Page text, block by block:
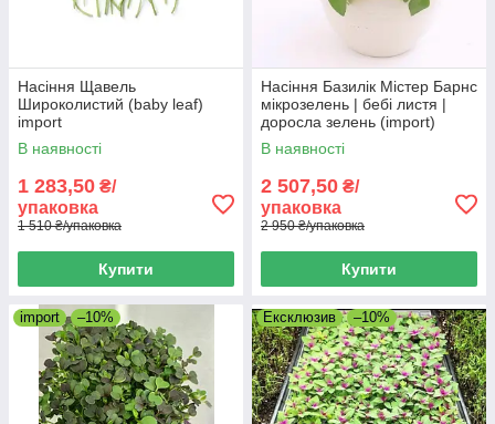
Насіння Щавель
Широколистий (baby leaf)
import
В наявності
1 283,50 ₴/
упаковка
1 510 ₴/упаковка
Купити
Насіння Базилік Містер Барнс
мікрозелень | бебі листя |
доросла зелень (import)
В наявності
2 507,50 ₴/
упаковка
2 950 ₴/упаковка
Купити
import –10% Ексклюзив –10%